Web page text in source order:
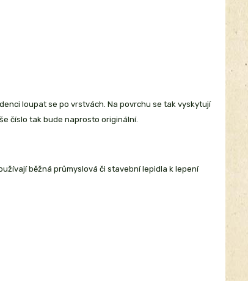
loupat se po vrstvách. Na povrchu se tak vyskytují
číslo tak bude naprosto originální.
běžná průmyslová či stavební lepidla k lepení